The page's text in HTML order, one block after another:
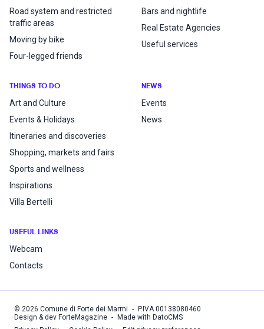
Road system and restricted
traffic areas
Moving by bike
Four-legged friends
Bars and nightlife
Real Estate Agencies
Useful services
THINGS TO DO
Art and Culture
Events & Holidays
Itineraries and discoveries
Shopping, markets and fairs
Sports and wellness
Inspirations
Villa Bertelli
NEWS
Events
News
USEFUL LINKS
Webcam
Contacts
© 2026 Comune di Forte dei Marmi - P.IVA00138080460
Design & dev ForteMagazine -
Made with DatoCMS